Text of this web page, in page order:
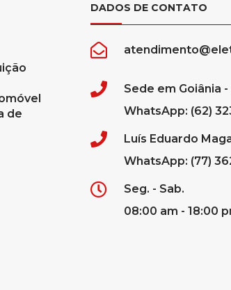
de
DADOS DE CONTATO
Sede em Goiânia -
WhatsApp: (62)
Luís Eduardo
WhatsApp: (77)
Seg. - Sab.
08:00 am - 18:00